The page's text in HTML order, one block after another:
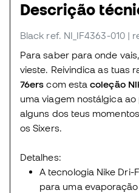
Descrição
Black ref. NI_IF4363-010 |
Para saber para onde
vieste. Reivindica as tuas
76ers com estacoleção
uma viagem nostálgica
alguns dos teus
os Sixers.
Detalhes:
A tecnologia Nike Dri-
para uma